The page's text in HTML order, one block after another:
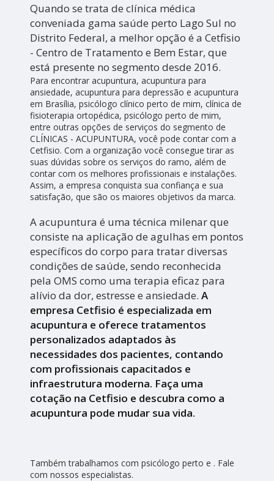
Quando se trata de clínica médica
conveniada gama saúde perto Lago Sul no
Distrito Federal, a melhor opção é a Cetfisio
- Centro de Tratamento e Bem Estar, que
está presente no segmento desde 2016.
Para encontrar acupuntura, acupuntura para
ansiedade, acupuntura para depressão e acupuntura
em Brasília, psicólogo clínico perto de mim, clínica de
fisioterapia ortopédica, psicólogo perto de mim,
entre outras opções de serviços do segmento de
CLÍNICAS - ACUPUNTURA, você pode contar com a
Cetfisio. Com a organização você consegue tirar as
suas dúvidas sobre os serviços do ramo, além de
contar com os melhores profissionais e instalações.
Assim, a empresa conquista sua confiança e sua
satisfação, que são os maiores objetivos da marca.
A acupuntura é uma técnica milenar que
consiste na aplicação de agulhas em pontos
específicos do corpo para tratar diversas
condições de saúde, sendo reconhecida
pela OMS como uma terapia eficaz para
alívio da dor, estresse e ansiedade.A
empresa Cetfisio é especializada em
acupuntura e oferece tratamentos
personalizados adaptados às
necessidades dos pacientes, contando
com profissionais capacitados e
infraestrutura moderna. Faça uma
cotação na Cetfisio e descubra como a
acupuntura pode mudar sua vida.
Também trabalhamos com psicólogo perto e . Fale
com nossos especialistas.